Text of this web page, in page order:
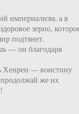
империализм, а в
зерно,
подтянет.
— он благодаря
Хенрен — воистину
же их